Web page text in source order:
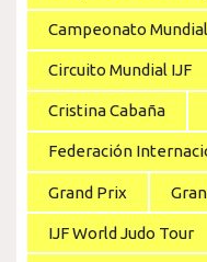
Campeonato
Circuito Mundial IJF
Cristina Cabaña
Federación
Grand Prix
IJF World Judo Tour